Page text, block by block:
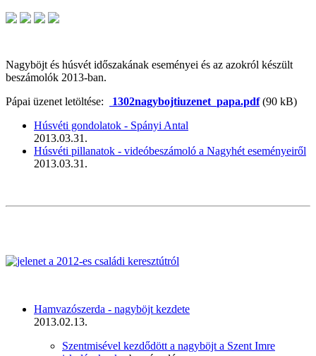
Nagyböjt és húsvét időszakának eseményei és az azokról készült
beszámolók 2013-ban.
Pápai üzenet letöltése:
1302nagybojtiuzenet_papa.pdf(90 kB)
Húsvéti gondolatok - Spányi Antal
2013.03.31.
Húsvéti pillanatok - videóbeszámoló a Nagyhét eseményeiről
2013.03.31.
Hamvazószerda - nagyböjt kezdete
2013.02.13.
Szentmisével kezdődött a nagyböjt a Szent Imre